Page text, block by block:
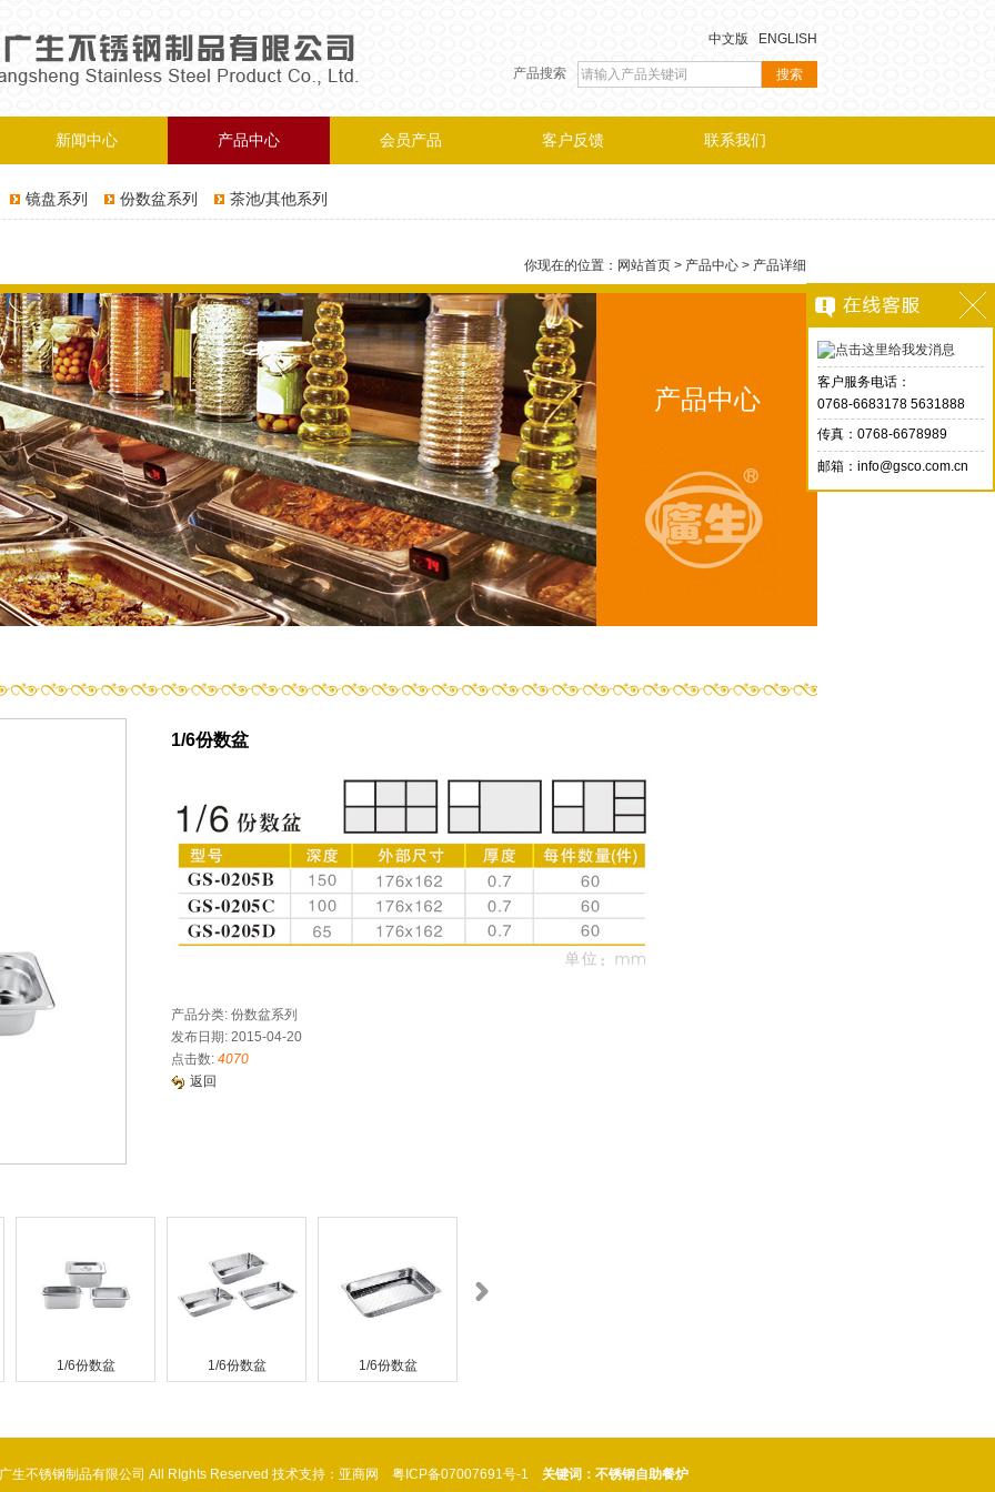
客户服务电话：
0768-6683178 5631888
传真：0768-6678989
邮箱：info@gsco.com.cn
中文版 ENGLISH
产品搜索
新闻中心 产品中心 会员产品 客户反馈 联系我们
镜盘系列 份数盆系列 茶池/其他系列
你现在的位置： 网站首页 > 产品中心 > 产品详细
产品中心
1/6份数盆
产品分类: 份数盆系列
发布日期: 2015-04-20
点击数: 4070
返回
1/6份数盆 1/6份数盆 1/6份数盆
生不锈钢制品有限公司 All RIghts Reserved 技术支持：亚商网 粤ICP备07007691号-1 关键词：不锈钢自助餐炉